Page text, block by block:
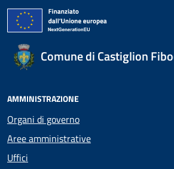
Comune di Castiglion
AMMINISTRAZIONE
Organi di governo
Aree amministrative
Uffici